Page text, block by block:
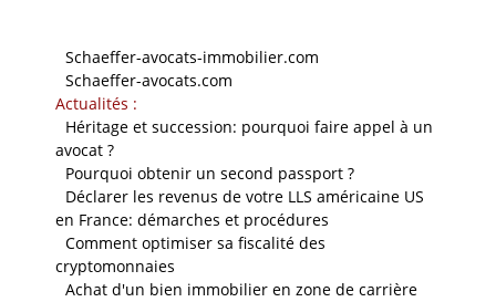
Schaeffer-avocats-immobilier.com
Schaeffer-avocats.com
Actualités :
Héritage et succession: pourquoi faire appel à un
avocat ?
Pourquoi obtenir un second passport ?
Déclarer les revenus de votre LLS américaine US
en France: démarches et procédures
Comment optimiser sa fiscalité des
cryptomonnaies
Achat d'un bien immobilier en zone de carrière